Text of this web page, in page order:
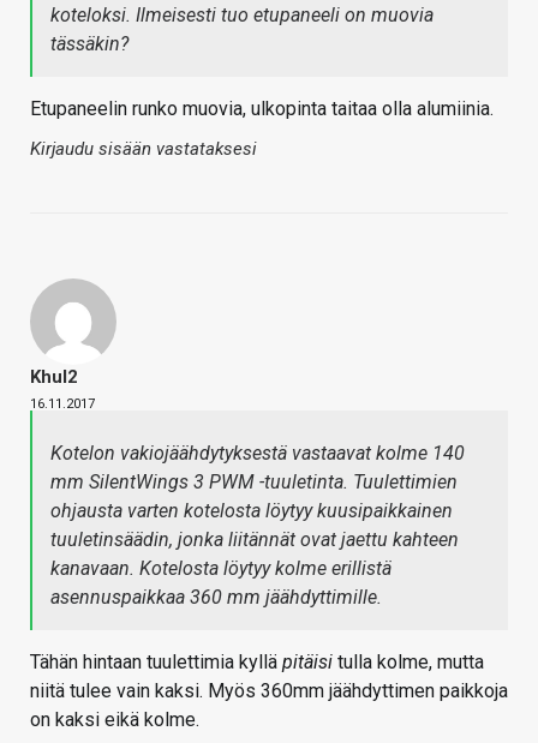
koteloksi. Ilmeisesti tuo etupaneeli on muovia
tässäkin?
Etupaneelin runko muovia, ulkopinta taitaa olla alumiinia.
Kirjaudu sisään vastataksesi
Khul2
16.11.2017
Kotelon vakiojäähdytyksestä vastaavat kolme 140
mm SilentWings 3 PWM -tuuletinta. Tuulettimien
ohjausta varten kotelosta löytyy kuusipaikkainen
tuuletinsäädin, jonka liitännät ovat jaettu kahteen
kanavaan. Kotelosta löytyy kolme erillistä
asennuspaikkaa 360 mm jäähdyttimille.
Tähän hintaan tuulettimia kyllä pitäisi tulla kolme, mutta
niitä tulee vain kaksi. Myös 360mm jäähdyttimen paikkoja
on kaksi eikä kolme.